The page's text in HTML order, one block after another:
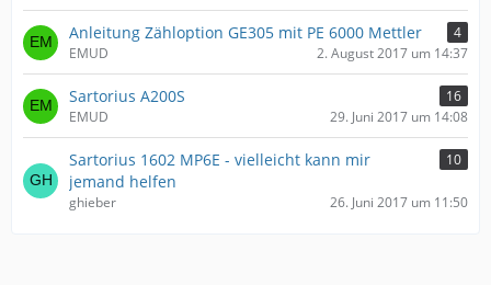
Anleitung Zähloption GE305 mit PE 6000 Mettler
4
EMUD
2. August 2017 um 14:37
Sartorius A200S
16
EMUD
29. Juni 2017 um 14:08
Sartorius 1602 MP6E - vielleicht kann mir
jemand helfen
10
ghieber 26. Juni 2017 um 11:50